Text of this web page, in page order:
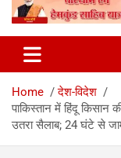
Home
देश-विदेश
पाकिस्तान में हिंदू किसान
उतरा सैलाब; 24 घंटे से